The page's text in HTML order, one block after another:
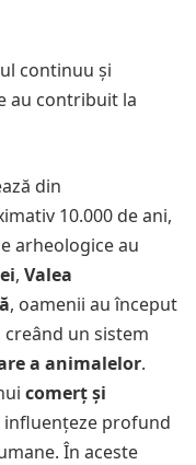
continuu și
au contribuit la
din
10.000 de ani,
arheologice au
, Valea
, oamenii au început
un sistem
a animalelor.
comerț și
influențeze profund
În aceste